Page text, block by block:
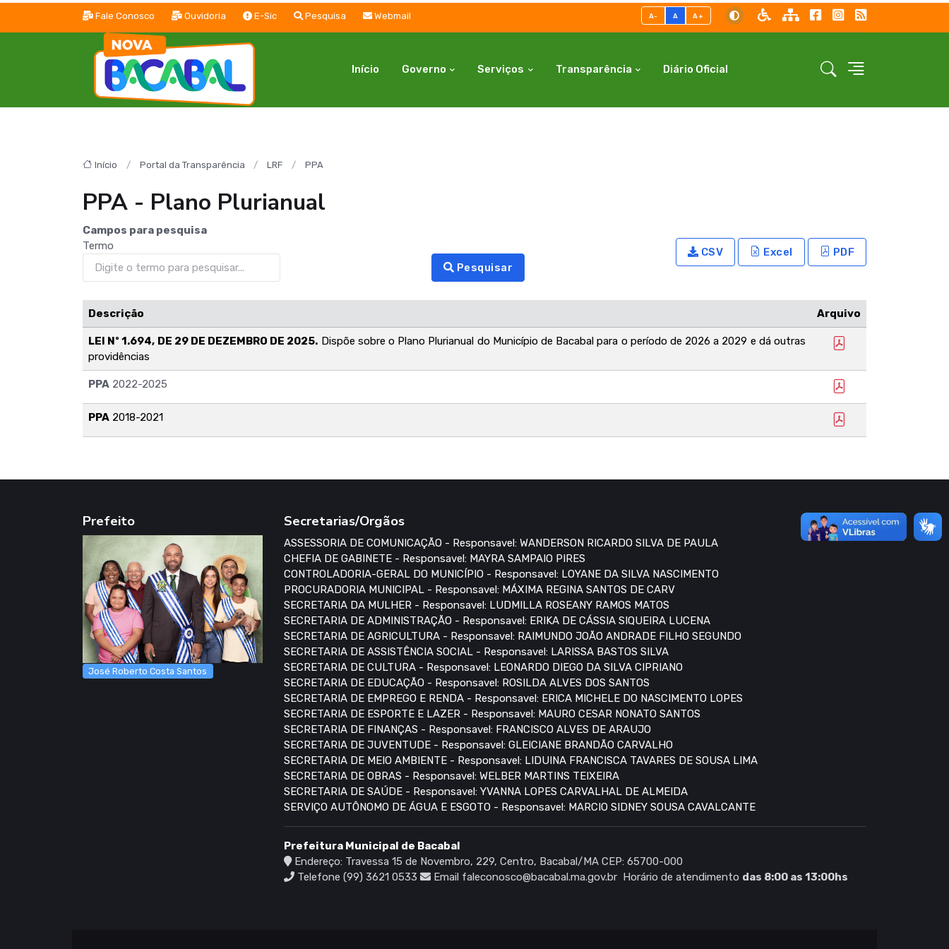
Fale Conosco Ouvidoria E-Sic Pesquisa Webmail A- A A+
Início Governo Serviços Transparência Diário Oficial
Início Portal da Transparência LRF PPA
PPA - Plano Plurianual
Campos para pesquisa
Termo
Pesquisar
CSV Excel PDF
Descrição Arquivo
LEI Nº 1.694, DE 29 DE DEZEMBRO DE 2025. Dispõe sobre o Plano Plurianual do Município de Bacabal para o período de 2026 a 2029 e dá outras
providências
PPA 2022-2025
PPA 2018-2021
Prefeito
José Roberto Costa Santos
Secretarias/Orgãos
ASSESSORIA DE COMUNICAÇÃO - Responsavel: WANDERSON RICARDO SILVA DE PAULA
CHEFIA DE GABINETE - Responsavel: MAYRA SAMPAIO PIRES
CONTROLADORIA-GERAL DO MUNICÍPIO - Responsavel: LOYANE DA SILVA NASCIMENTO
PROCURADORIA MUNICIPAL - Responsavel: MÁXIMA REGINA SANTOS DE CARV
SECRETARIA DA MULHER - Responsavel: LUDMILLA ROSEANY RAMOS MATOS
SECRETARIA DE ADMINISTRAÇÃO - Responsavel: ERIKA DE CÁSSIA SIQUEIRA LUCENA
SECRETARIA DE AGRICULTURA - Responsavel: RAIMUNDO JOÃO ANDRADE FILHO SEGUNDO
SECRETARIA DE ASSISTÊNCIA SOCIAL - Responsavel: LARISSA BASTOS SILVA
SECRETARIA DE CULTURA - Responsavel: LEONARDO DIEGO DA SILVA CIPRIANO
SECRETARIA DE EDUCAÇÃO - Responsavel: ROSILDA ALVES DOS SANTOS
SECRETARIA DE EMPREGO E RENDA - Responsavel: ERICA MICHELE DO NASCIMENTO LOPES
SECRETARIA DE ESPORTE E LAZER - Responsavel: MAURO CESAR NONATO SANTOS
SECRETARIA DE FINANÇAS - Responsavel: FRANCISCO ALVES DE ARAUJO
SECRETARIA DE JUVENTUDE - Responsavel: GLEICIANE BRANDÃO CARVALHO
SECRETARIA DE MEIO AMBIENTE - Responsavel: LIDUINA FRANCISCA TAVARES DE SOUSA LIMA
SECRETARIA DE OBRAS - Responsavel: WELBER MARTINS TEIXEIRA
SECRETARIA DE SAÚDE - Responsavel: YVANNA LOPES CARVALHAL DE ALMEIDA
SERVIÇO AUTÔNOMO DE ÁGUA E ESGOTO - Responsavel: MARCIO SIDNEY SOUSA CAVALCANTE
Prefeitura Municipal de Bacabal
Endereço: Travessa 15 de Novembro, 229, Centro, Bacabal/MA CEP: 65700-000
Telefone (99) 3621 0533
Email faleconosco@bacabal.ma.gov.br Horário de atendimento das 8:00 as 13:00hs